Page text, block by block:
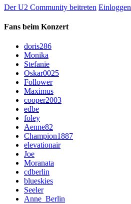
Der U2 Community beitreten Einloggen
Fans beim Konzert
doris286
Monika
Stefanie
Oskar0025
Follower
Maximus
cooper2003
edbe
foley
Aenne82
Champion1887
elevationair
Joe
Moranata
cdberlin
blueskies
Seeler
Anne_Berlin